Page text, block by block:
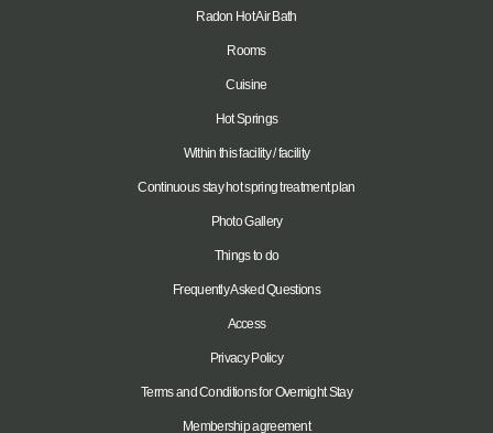
Radon Hot Air Bath
Rooms
Cuisine
Hot Springs
Within this facility / facility
Continuous stay hot spring treatment plan
Photo Gallery
Things to do
Frequently Asked Questions
Access
Privacy Policy
Terms and Conditions for Overnight Stay
Membership agreement